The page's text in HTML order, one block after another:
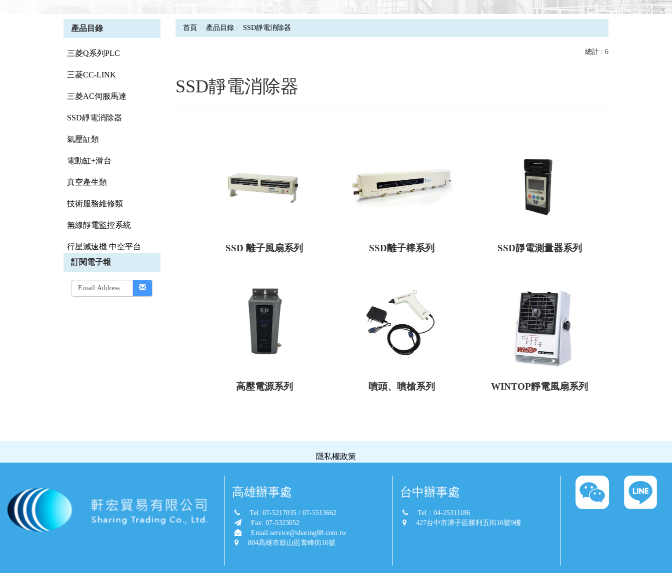
產品目錄
三菱Q系列PLC
三菱CC-LINK
三菱AC伺服馬達
SSD靜電消除器
氣壓缸類
電動缸+滑台
真空產生類
技術服務維修類
無線靜電監控系統
行星減速機 中空平台
訂閱電子報
首頁 產品目錄 SSD靜電消除器
總計 : 6
SSD靜電消除器
SSD 離子風扇系列 SSD離子棒系列 SSD靜電測量器系列
高壓電源系列 噴頭、噴槍系列 WINTOP靜電風扇系列
隱私權政策
高雄辦事處
Tel: 07-5217035 / 07-5513662
Fax: 07-5323052
Email:service@sharing88.com.tw
804高雄市鼓山區青峰街16號
台中辦事處
Tel：04-25311186
427台中市潭子區勝利五街16號9樓